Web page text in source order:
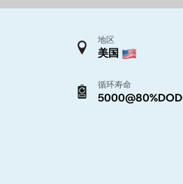
地区
美国
循环寿命
5000@80%DOD